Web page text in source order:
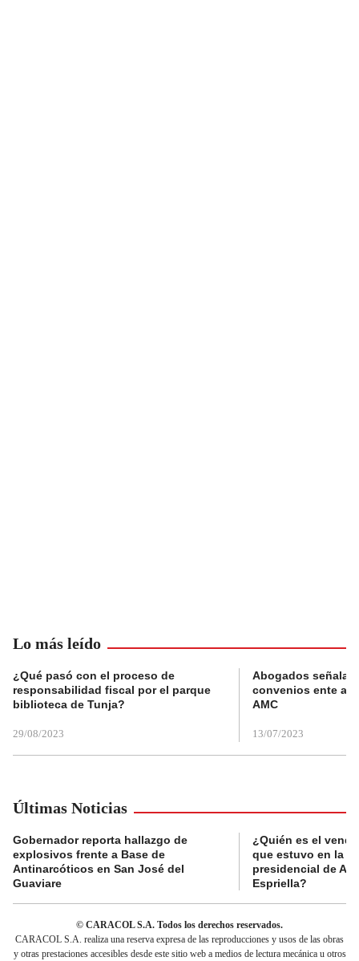
Lo más leído
¿Qué pasó con el proceso de
responsabilidad fiscal por el parque
biblioteca de Tunja?
29/08/2023
Abogados
convenios ente
AMC
13/07/2023
Últimas Noticias
Gobernador reporta hallazgo de
explosivos frente a Base de
Antinarcóticos en San José del
Guaviare
¿Quién es el
que estuvo en la
presidencial de
Espriella?
© CARACOL S.A. Todos los derechos reservados.
CARACOL S.A. realiza una reserva expresa de las reproducciones y usos de las obras
y otras prestaciones accesibles desde este sitio web a medios de lectura mecánica u otros